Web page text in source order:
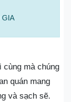
GIA
cùng mà chúng
quán mang
và sạch sẽ.